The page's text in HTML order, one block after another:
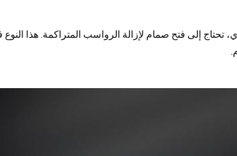
تحتاج إلى فتح صمام لإزالة الرواسب المتراكمة. هذا